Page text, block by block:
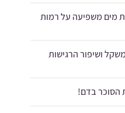
מים משפיעה על רמות
ושיפור הרגישות
הסוכר בדם!